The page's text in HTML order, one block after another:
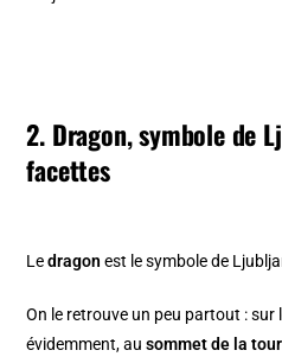
2. Dragon, symbole de
facettes
Ledragon est le symbole de
On le retrouve un peu partout : sur
évidemment, ausommet de la tour